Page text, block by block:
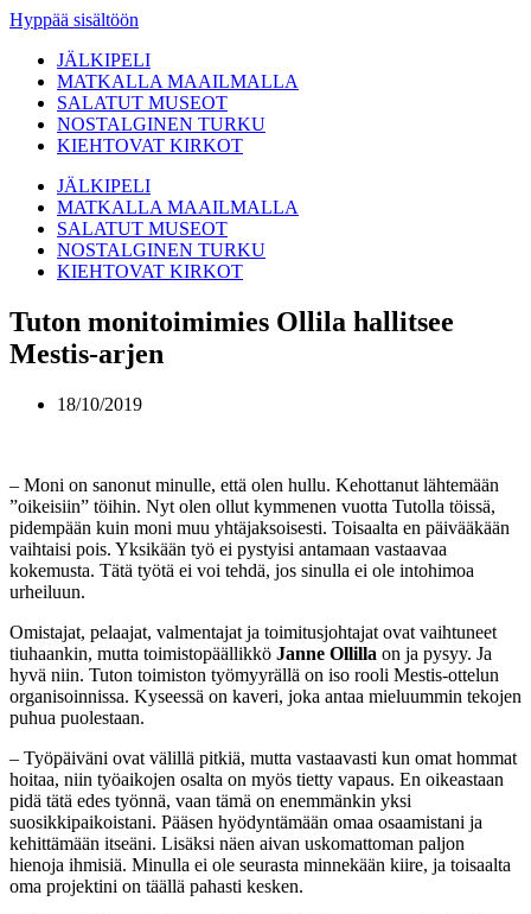
Hyppää sisältöön
JÄLKIPELI
MATKALLA MAAILMALLA
SALATUT MUSEOT
NOSTALGINEN TURKU
KIEHTOVAT KIRKOT
JÄLKIPELI
MATKALLA MAAILMALLA
SALATUT MUSEOT
NOSTALGINEN TURKU
KIEHTOVAT KIRKOT
Tuton monitoimimies Ollila hallitsee
Mestis-arjen
18/10/2019
– Moni on sanonut minulle, että olen hullu. Kehottanut lähtemään
”oikeisiin” töihin. Nyt olen ollut kymmenen vuotta Tutolla töissä,
pidempään kuin moni muu yhtäjaksoisesti. Toisaalta en päivääkään
vaihtaisi pois. Yksikään työ ei pystyisi antamaan vastaavaa
kokemusta. Tätä työtä ei voi tehdä, jos sinulla ei ole intohimoa
urheiluun.
Omistajat, pelaajat, valmentajat ja toimitusjohtajat ovat vaihtuneet
tiuhaankin, mutta toimistopäällikkö Janne Ollilla on ja pysyy. Ja
hyvä niin. Tuton toimiston työmyyrällä on iso rooli Mestis-ottelun
organisoinnissa. Kyseessä on kaveri, joka antaa mieluummin tekojen
puhua puolestaan.
– Työpäiväni ovat välillä pitkiä, mutta vastaavasti kun omat hommat
hoitaa, niin työaikojen osalta on myös tietty vapaus. En oikeastaan
pidä tätä edes työnnä, vaan tämä on enemmänkin yksi
suosikkipaikoistani. Pääsen hyödyntämään omaa osaamistani ja
kehittämään itseäni. Lisäksi näen aivan uskomattoman paljon
hienoja ihmisiä. Minulla ei ole seurasta minnekään kiire, ja toisaalta
oma projektini on täällä pahasti kesken.